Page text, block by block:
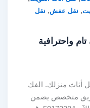
, نقل عفش, نقل
بأمان تام واحترافية
أثاث منزلك. الفك
فريق متخصص يضمن